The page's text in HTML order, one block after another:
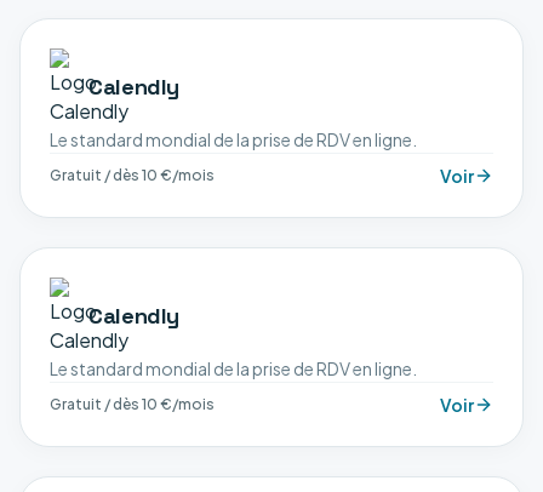
Calendly
Le standard mondial de la prise de RDV en ligne.
Gratuit / dès 10 €/mois Voir
Calendly
Le standard mondial de la prise de RDV en ligne.
Gratuit / dès 10 €/mois Voir